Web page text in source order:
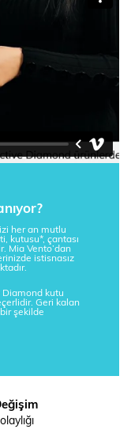
her an mutlu
kutusu*, çantası
Mia Vento’dan
istisnasız
Diamond kutu
Geri kalan
şekilde